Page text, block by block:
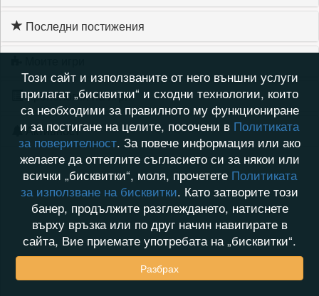
Последни постижения
Хронология на игри
Активност
Този сайт и използваните от него външни услуги
прилагат „бисквитки“ и сходни технологии, които
са необходими за правилното му функциониране
и за постигане на целите, посочени в Политиката
за поверителност. За повече информация или ако
желаете да оттеглите съгласието си за някои или
всички „бисквитки“, моля, прочетете Политиката
за използване на бисквитки. Като затворите този
банер, продължите разглеждането, натиснете
върху връзка или по друг начин навигирате в
сайта, Вие приемате употребата на „бисквитки“.
Разбрах